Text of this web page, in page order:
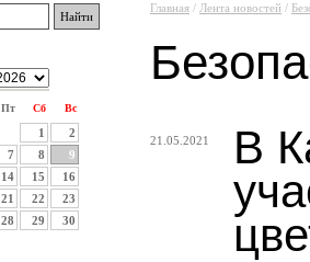
Пт Сб Вс
1
2
7 8
9
14 15
16
21 22
23
28 29
30
Главная / Лента новостей /
21.05.2021
В